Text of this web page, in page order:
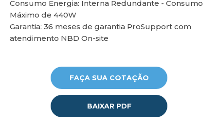
Consumo Energia: Interna Redundante - Consumo
Máximo de 440W
Garantia: 36 meses de garantia ProSupport com
atendimento NBD On-site
FAÇA SUA COTAÇÃO
BAIXAR PDF